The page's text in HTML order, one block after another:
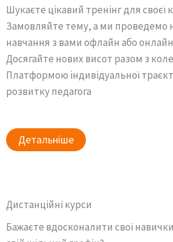
Шукаєте цікавий тренінг для своєї
Замовляйте тему, а ми проведемо
навчання з вами офлайн або
Досягайте нових висот разом з
Платформою індивідуальної
розвитку педагога
Детальніше
Дистанційні курси
Бажаєте вдосконалити свої